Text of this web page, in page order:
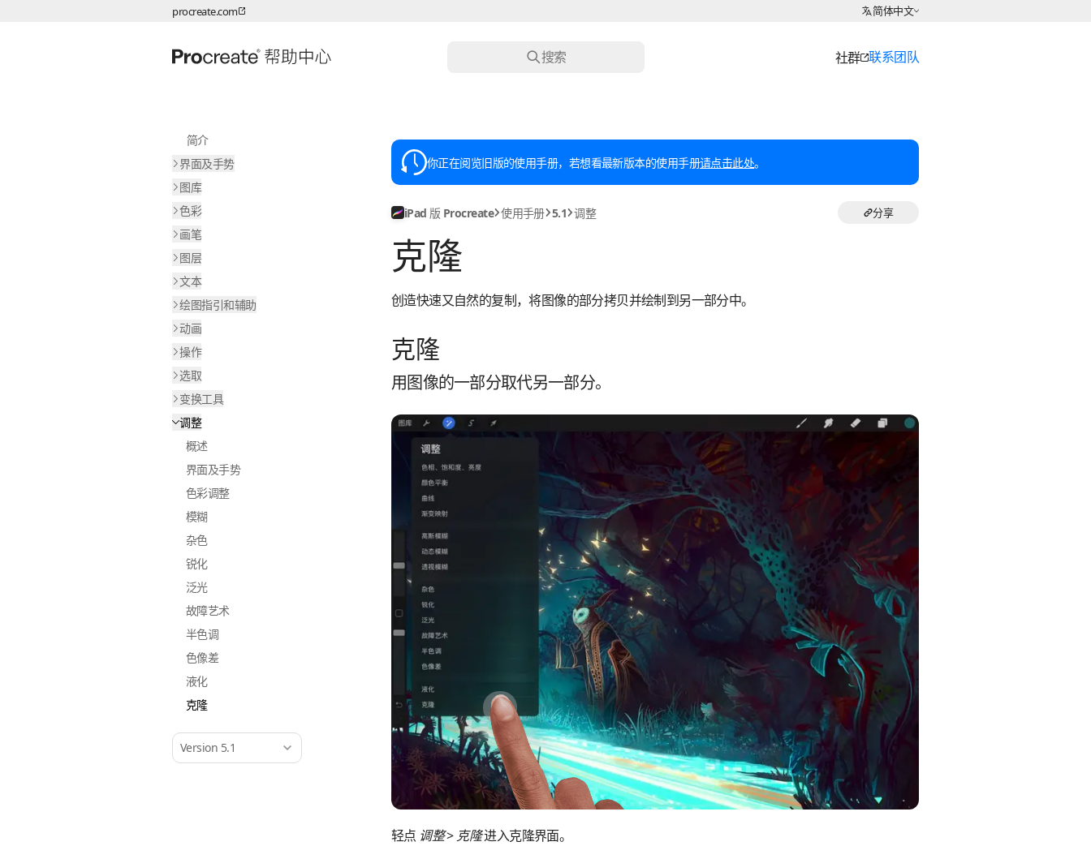
procreate.com 简体中文
选择语言
搜索 社群 联系团队
简介
界面及手势
图库
色彩
画笔
图层
文本
绘图指引和辅助
动画
操作
选取
变换工具
调整
概述
界面及手势
色彩调整
模糊
杂色
锐化
泛光
故障艺术
半色调
色像差
液化
克隆
你正在阅览旧版的使用手册，若想看最新版本的使用手册请点击此处。
iPad 版 Procreate 使用手册 5.1 调整 分享
克隆
创造快速又自然的复制，将图像的部分拷贝并绘制到另一部分中。
克隆
用图像的一部分取代另一部分。
轻点 调整>克隆进入克隆界面。